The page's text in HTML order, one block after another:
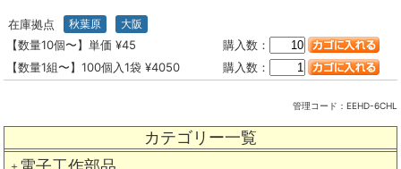
カテゴリー一覧
＋
在庫拠点 秋葉原 大阪
【数量10個〜】単価 ¥45
購入数：
【数量1組〜】100個入1袋 ¥4050
購入数：
管理コード： EEHD-6CHL